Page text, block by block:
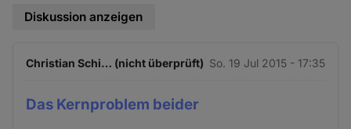
Diskussion anzeigen
Christian Schi… (nicht überprüft) So. 19 Jul 2015 - 17:35
Das Kernproblem beider